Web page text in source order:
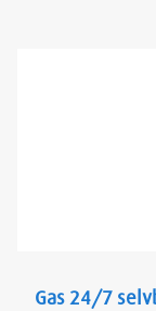
Gas 24/7